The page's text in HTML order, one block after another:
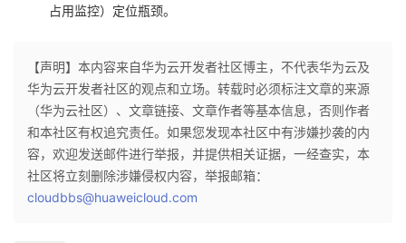
占用监控）定位瓶颈。
【声明】本内容来自华为云开发者社区博主，不代表华为云及
华为云开发者社区的观点和立场。转载时必须标注文章的来源
（华为云社区）、文章链接、文章作者等基本信息，否则作者
和本社区有权追究责任。如果您发现本社区中有涉嫌抄袭的内
容，欢迎发送邮件进行举报，并提供相关证据，一经查实，本
社区将立刻删除涉嫌侵权内容，举报邮箱：
cloudbbs@huaweicloud.com